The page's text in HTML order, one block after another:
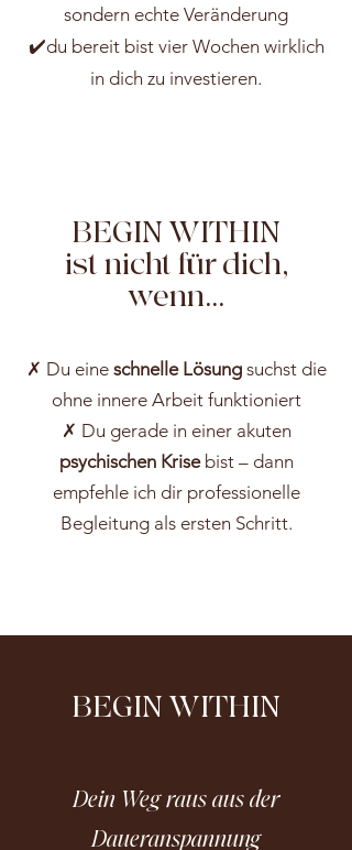
sondern echte Veränderung
✔️du bereit bist vier Wochen wirklich
in dich zu investieren.
BEGIN WITHIN
ist nicht für dich,
wenn...
✗ Du eine schnelle Lösungsuchst die
ohne innere Arbeit funktioniert
✗ Du gerade in einer akuten
psychischen Krisebist – dann
empfehle ich dir professionelle
Begleitung als ersten Schritt.
BEGIN WITHIN
Dein Weg raus aus der
Daueranspannung